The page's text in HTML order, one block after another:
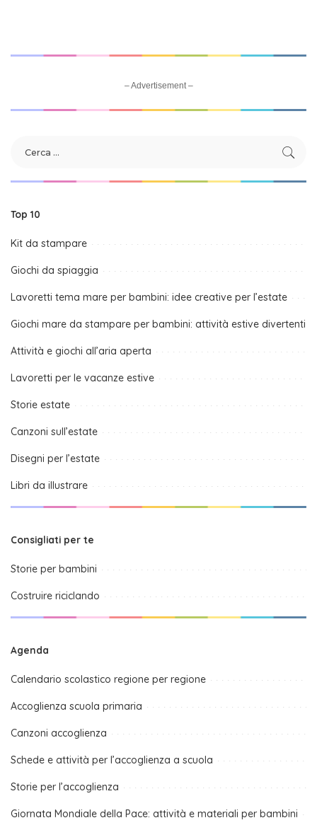
– Advertisement –
Top 10
Kit da stampare
Giochi da spiaggia
Lavoretti tema mare per bambini: idee creative per l’estate
Giochi mare da stampare per bambini: attività estive divertenti
Attività e giochi all’aria aperta
Lavoretti per le vacanze estive
Storie estate
Canzoni sull’estate
Disegni per l’estate
Libri da illustrare
Consigliati per te
Storie per bambini
Costruire riciclando
Agenda
Calendario scolastico regione per regione
Accoglienza scuola primaria
Canzoni accoglienza
Schede e attività per l’accoglienza a scuola
Storie per l’accoglienza
Giornata Mondiale della Pace: attività e materiali per bambini